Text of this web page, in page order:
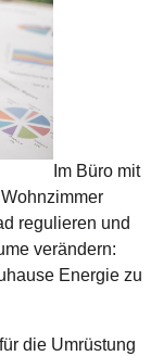
Im Büro mit
regulieren und
verändern:
Energie zu
die Umrüstung